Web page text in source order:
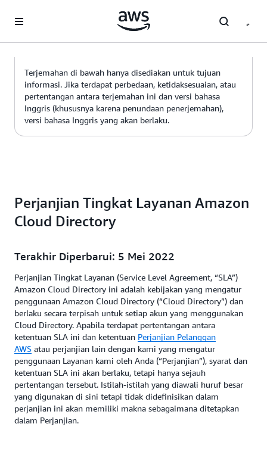
Terjemahan di bawah hanya disediakan untuk tujuan
informasi. Jika terdapat perbedaan, ketidaksesuaian, atau
pertentangan antara terjemahan ini dan versi bahasa
Inggris (khususnya karena penundaan penerjemahan),
versi bahasa Inggris yang akan berlaku.
Perjanjian Tingkat Layanan Amazon
Cloud Directory
Terakhir Diperbarui: 5 Mei 2022
Perjanjian Tingkat Layanan (Service Level Agreement, “SLA”)
Amazon Cloud Directory ini adalah kebijakan yang mengatur
penggunaan Amazon Cloud Directory (“Cloud Directory”) dan
berlaku secara terpisah untuk setiap akun yang menggunakan
Cloud Directory. Apabila terdapat pertentangan antara
ketentuan SLA ini dan ketentuan Perjanjian Pelanggan
AWS atau perjanjian lain dengan kami yang mengatur
penggunaan Layanan kami oleh Anda (“Perjanjian”), syarat dan
ketentuan SLA ini akan berlaku, tetapi hanya sejauh
pertentangan tersebut. Istilah-istilah yang diawali huruf besar
yang digunakan di sini tetapi tidak didefinisikan dalam
perjanjian ini akan memiliki makna sebagaimana ditetapkan
dalam Perjanjian.